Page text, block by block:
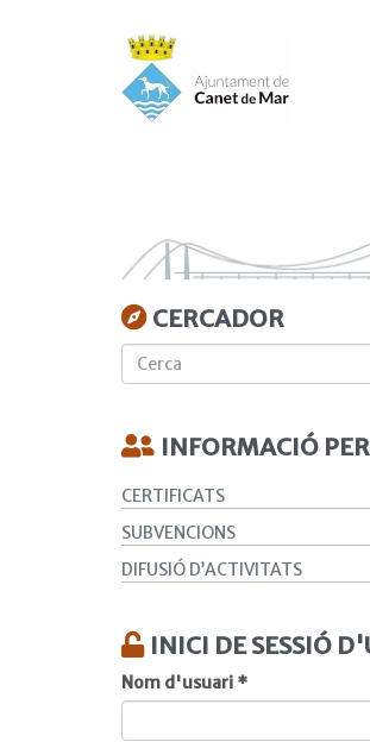
CERCADOR
INFORMACIÓ
CERTIFICATS
SUBVENCIONS
DIFUSIÓ D’ACTIVITATS
INICI DE SESSIÓ
Nom d'usuari *